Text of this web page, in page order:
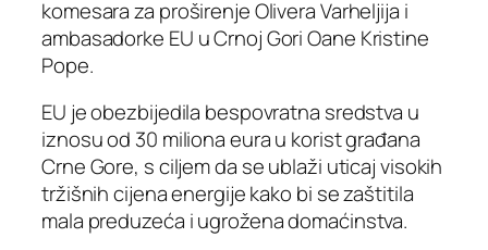
komesara za proširenje Olivera Varheljija i
ambasadorke EU u Crnoj Gori Oane Kristine
Pope.
EU je obezbijedila bespovratna sredstva u
iznosu od 30 miliona eura u korist građana
Crne Gore, s ciljem da se ublaži uticaj visokih
tržišnih cijena energije kako bi se zaštitila
mala preduzeća i ugrožena domaćinstva.